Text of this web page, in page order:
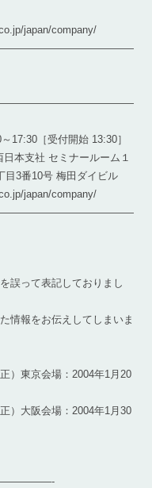
company/
［受付開始 13:30］
本支社 セミナールーム１
10号 梅田ダイビル
company/
誤って表記しておりまし
情報をお伝えしてしまいま
）東京会場：2004年1月20
）大阪会場：2004年1月30